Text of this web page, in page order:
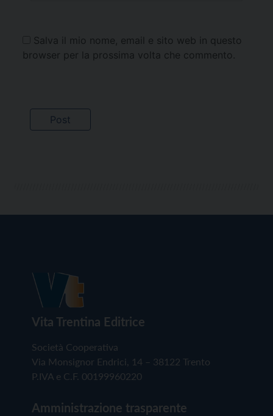
Salva il mio nome, email e sito web in questo
browser per la prossima volta che commento.
Vita Trentina Editrice
Società Cooperativa
Via Monsignor Endrici, 14 – 38122 Trento
P.IVA e C.F. 00199960220
Amministrazione trasparente